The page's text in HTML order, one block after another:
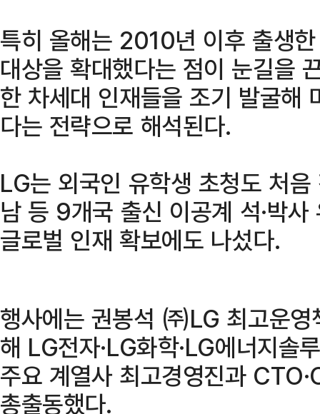
특히 올해는 2010년 이후 출생
대상을 확대했다는 점이 눈길을
한 차세대 인재들을 조기 발굴해
다는 전략으로 해석된다.
LG는 외국인 유학생 초청도 처음
남 등 9개국 출신 이공계 석·박
글로벌 인재 확보에도 나섰다.
행사에는 권봉석 ㈜LG 최고운
해 LG전자·LG화학·LG에너지솔
주요 계열사 최고경영진과
총출동했다.